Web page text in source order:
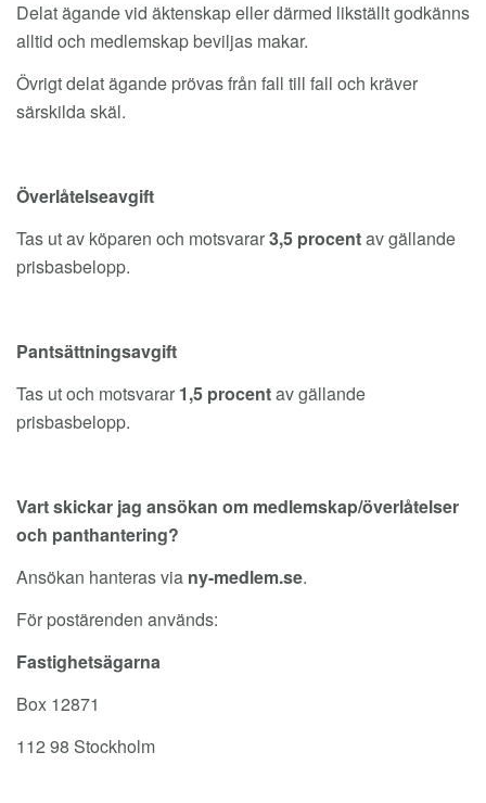
Delat ägande vid äktenskap eller därmed likställt godkänns
alltid och medlemskap beviljas makar.
Övrigt delat ägande prövas från fall till fall och kräver
särskilda skäl.
Överlåtelseavgift
Tas ut av köparen och motsvarar3,5 procentav gällande
prisbasbelopp.
Pantsättningsavgift
Tas ut och motsvarar 1,5 procentav gällande
prisbasbelopp.
Vart skickar jag ansökan om medlemskap/överlåtelser
och panthantering?
Ansökan hanteras via ny-medlem.se.
För postärenden används:
Fastighetsägarna
Box 12871
112 98 Stockholm